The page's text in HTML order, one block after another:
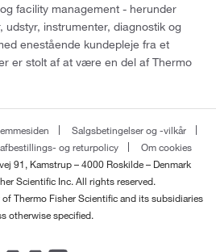
facility management - herunder
udstyr, instrumenter, diagnostik og
enestående kundepleje fra et
er stolt af at være en del af Thermo
Salgsbetingelser og -vilkår
afbestillings- og returpolicy
Om cookies
91, Kamstrup – 4000 Roskilde – Denmark
Scientific Inc. All rights reserved.
Thermo Fisher Scientific and its subsidiaries
otherwise specified.